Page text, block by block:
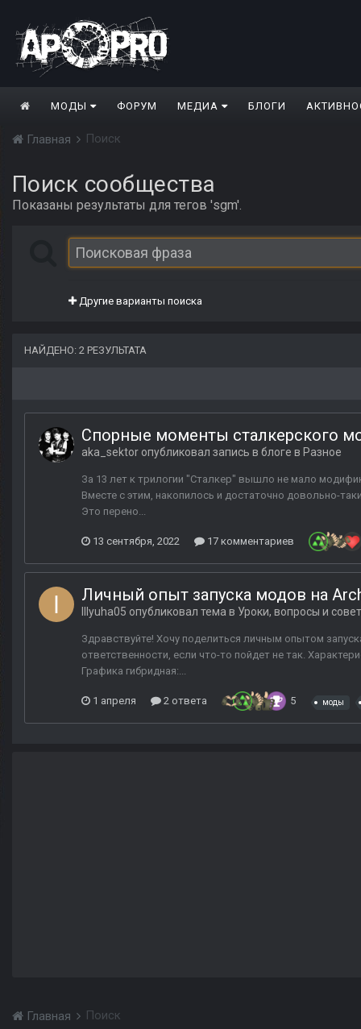
МОДЫ ФОРУМ МЕДИА БЛОГИ
Главная Поиск
Поиск сообщества
Показаны результаты для тегов 'sgm'.
Другие варианты поиска
НАЙДЕНО: 2 РЕЗУЛЬТАТА
Спорные моменты сталкерского
aka_sektor опубликовал запись в блоге в Разное
За 13 лет к трилогии "Сталкер" вышло не мало
Вместе с этим, накопилось и достаточно довольно-
Это перено...
13 сентября, 2022 17 комментариев
Личный опыт запуска модов на
Illyuha05 опубликовал тема в Уроки, вопросы и
Здравствуйте! Хочу поделиться личным опытом
ответственности, если что-то пойдет не так.
Графика гибридная:...
1 апреля 2 ответа 5 моды
Главная Поиск